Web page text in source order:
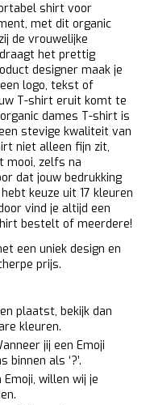
shirt voor
met dit organic
de vrouwelijke
het prettig
designer maak je
logo, tekst of
T-shirt eruit komt te
dames T-shirt is
stevige kwaliteit van
niet alleen fijn zit,
mooi, zelfs na
dat jouw bedrukking
keuze uit 17 kleuren
vind je altijd een
bestelt of meerdere!
een uniek design en
prijs.
plaatst, bekijk dan
kleuren.
jij een Emoji
als ‘?’.
willen wij je